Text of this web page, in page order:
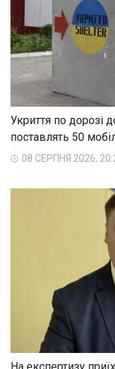
Укриття по дорозі
поставлять 50
08 СЕРПНЯ 2026,